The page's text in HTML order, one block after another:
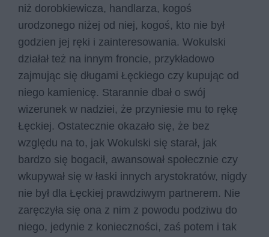
niż dorobkiewicza, handlarza, kogoś
urodzonego niżej od niej, kogoś, kto nie był
godzien jej ręki i zainteresowania. Wokulski
działał też na innym froncie, przykładowo
zajmując się długami Łęckiego czy kupując od
niego kamienicę. Starannie dbał o swój
wizerunek w nadziei, że przyniesie mu to rękę
Łęckiej. Ostatecznie okazało się, że bez
względu na to, jak Wokulski się starał, jak
bardzo się bogacił, awansował społecznie czy
wkupywał się w łaski innych arystokratów, nigdy
nie był dla Łęckiej prawdziwym partnerem. Nie
zaręczyła się ona z nim z powodu podziwu do
niego, jedynie z konieczności, zaś potem i tak